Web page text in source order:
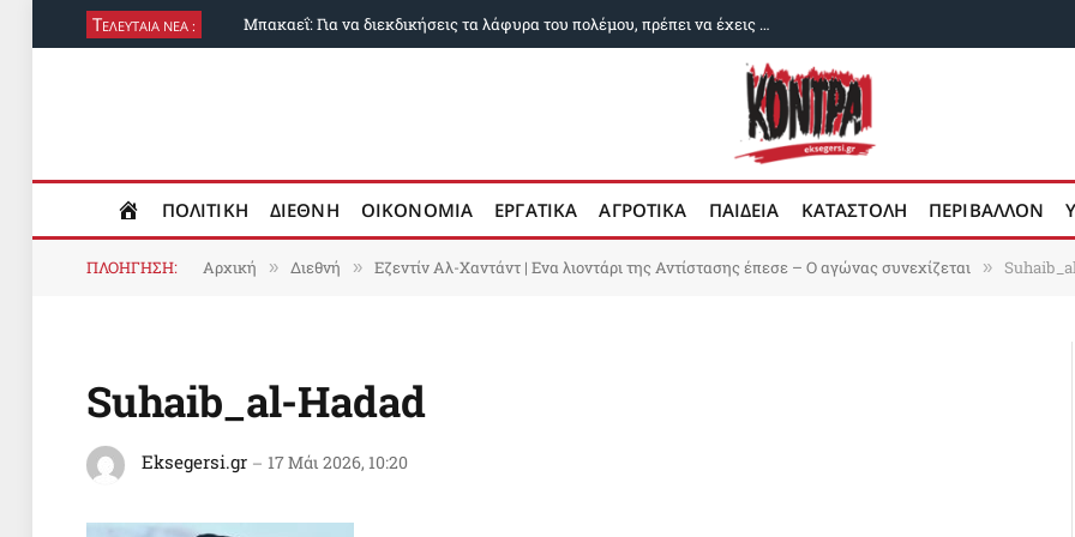
ΤΕΛΕΥΤΑΙΑ ΝΕΑ : Μπακαεΐ: Για να διεκδικήσεις τα λάφυρα του πολέμου, πρέπει να έχεις κερδίσει τον πόλεμο
ΠΟΛΙΤΙΚΗ ΔΙΕΘΝΗ ΟΙΚΟΝΟΜΙΑ ΕΡΓΑΤΙΚΑ ΑΓΡΟΤΙΚΑ ΠΑΙΔΕΙΑ ΚΑΤΑΣΤΟΛΗ ΠΕΡΙΒΑΛΛΟΝ
ΠΛΟΗΓΗΣΗ: Αρχική » Διεθνή » Εζεντίν Αλ-Χαντάντ | Ενα λιοντάρι της Αντίστασης έπεσε – Ο αγώνας συνεχίζεται »
Suhaib_al-Hadad
Eksegersi.gr 17 Μάι 2026, 10:20